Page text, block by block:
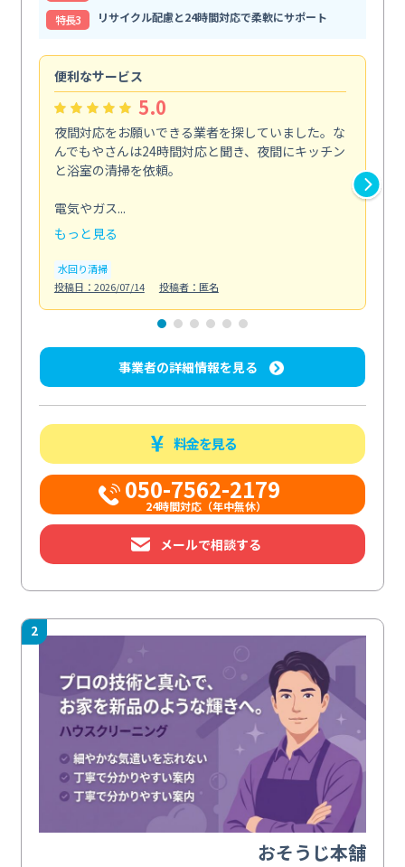
特⻑3
リサイクル配慮と24時間対応で柔軟にサポート
便利なサービス
5.0
夜間対応をお願いできる業者を探していました。な
んでもやさんは24時間対応と聞き、夜間にキッチン
と浴室の清掃を依頼。
電気やガス...
もっと見る
水回り清掃
投稿日：2026/07/14
投稿者：匿名
事業者の詳細情報を見る
料金を見る
050-7562-2179
24時間対応（年中無休）
メールで相談する
2
おそうじ本舗